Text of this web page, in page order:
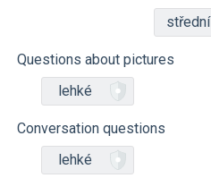
střední
Questions about pictures
lehké
Conversation questions
lehké